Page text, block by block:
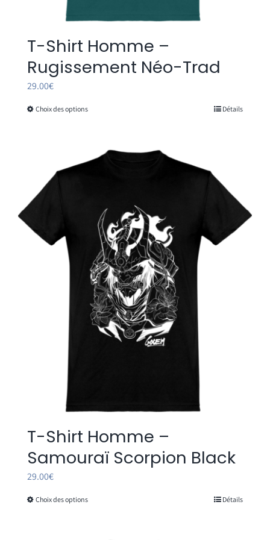
T-Shirt Homme –
Rugissement Néo-Trad
29.00€
Choix des optionsCe
plusieurs
options
peuvent
être
choisies
sur
la
page
du
Détails
T-Shirt Homme –
Samouraï Scorpion Black
29.00€
Choix des optionsCe
Détails